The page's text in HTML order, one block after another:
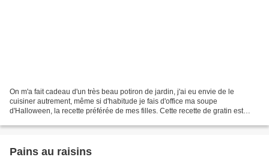
On m'a fait cadeau d'un très beau potiron de jardin, j'ai eu envie de le
cuisiner autrement, même si d'habitude je fais d'office ma soupe
d'Halloween, la recette préférée de mes filles. Cette recette de gratin est
Pains au raisins